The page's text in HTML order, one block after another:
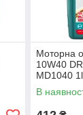
Моторна
10W40
MD1040 1l
В